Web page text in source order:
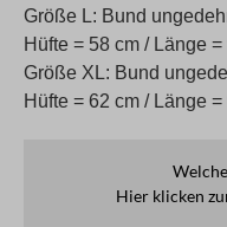
Größe L: Bund
Hüfte = 58 cm / Länge
Größe XL: Bund
Hüfte = 62 cm / Länge
Hier klicken